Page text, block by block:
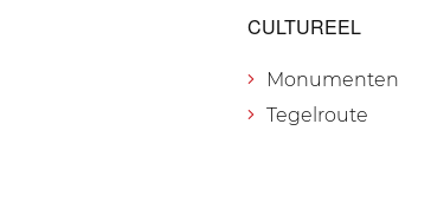
CULTUREEL
Monumenten
Tegelroute